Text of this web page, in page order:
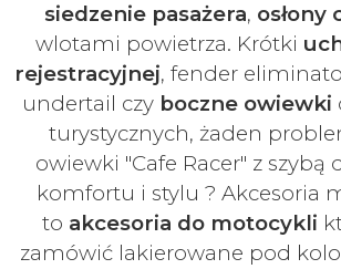
siedzenie pasażera, osłony
wlotami powietrza. Krótki
rejestracyjnej, fender
undertail czy boczne owiewki
turystycznych, żaden
owiewki "Cafe Racer" z szybą
komfortu i stylu ? Akcesoria
to akcesoria do motocykli
zamówić lakierowane pod